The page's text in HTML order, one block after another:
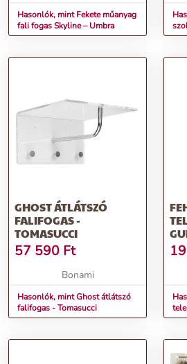
Hasonlók, mint Fekete műanyag
fali fogas Skyline – Umbra
GHOST ÁTLÁTSZÓ
FALIFOGAS -
TOMASUCCI
57 590 Ft
Bonami
Hasonlók, mint Ghost átlátszó
falifogas - Tomasucci